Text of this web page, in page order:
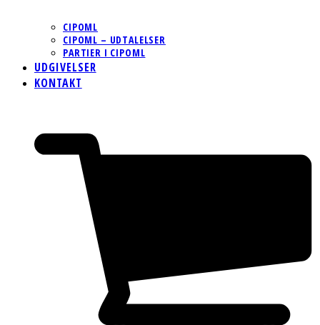
CIPOML
CIPOML – UDTALELSER
PARTIER I CIPOML
UDGIVELSER
KONTAKT